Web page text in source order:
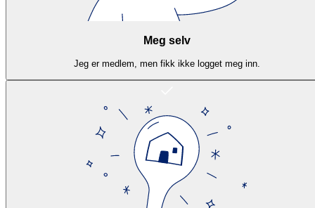
Meg selv
Jeg er medlem, men fikk ikke logget meg inn.